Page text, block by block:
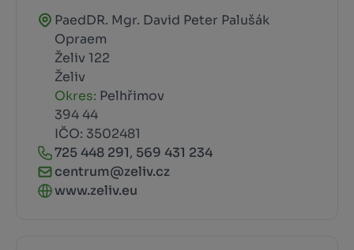
PaedDR. Mgr. David Peter Palušák
Opraem
Želiv 122
Želiv
Okres: Pelhřimov
394 44
IČO: 3502481
725 448 291, 569 431 234
centrum@zeliv.cz
www.zeliv.eu